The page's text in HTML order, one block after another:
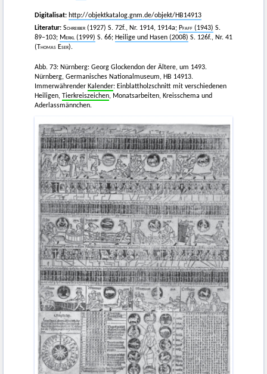
Digitalisat: http://objektkatalog.gnm.de/objekt/HB14913
Literatur: Schreiber (1927) S. 72f., Nr. 1914, 1914a; Pfaff (1943) S.
89–103; Merkl(1999) S. 66; Heilige und Hasen (2008) S. 126f., Nr. 41
(Thomas Eser).
Abb. 73: Nürnberg: Georg Glockendon der Ältere, um 1493.
Nürnberg, Germanisches Nationalmuseum, HB 14913.
Immerwährender Kalender: Einblattholzschnitt mit verschiedenen
Heiligen, Tierkreiszeichen, Monatsarbeiten, Kreisschema und
Aderlassmännchen.